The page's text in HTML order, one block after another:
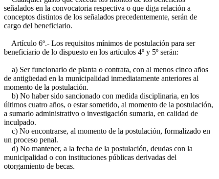
señalados en la convocatoria respectiva o que diga relación a
conceptos distintos de los señalados precedentemente, serán de
cargo del beneficiario.
Artículo 6º.- Los requisitos mínimos de postulación para ser
beneficiario de lo dispuesto en los artículos 4º y 5º serán:
a) Ser funcionario de planta o contrata, con al menos cinco años
de antigüedad en la municipalidad inmediatamente anteriores al
momento de la postulación.
b) No haber sido sancionado con medida disciplinaria, en los
últimos cuatro años, o estar sometido, al momento de la postulación,
a sumario administrativo o investigación sumaria, en calidad de
inculpado.
c) No encontrarse, al momento de la postulación, formalizado en
un proceso penal.
d) No mantener, a la fecha de la postulación, deudas con la
municipalidad o con instituciones públicas derivadas del
otorgamiento de becas.